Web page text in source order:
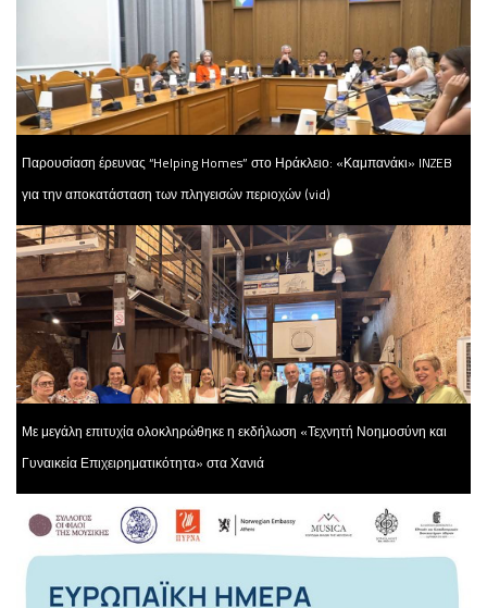
Παρουσίαση έρευνας “Helping Homes” στο Ηράκλειο: «Καμπανάκι» INZEB
για την αποκατάσταση των πληγεισών περιοχών (vid)
Με μεγάλη επιτυχία ολοκληρώθηκε η εκδήλωση «Τεχνητή Νοημοσύνη και
Γυναικεία Επιχειρηματικότητα» στα Χανιά